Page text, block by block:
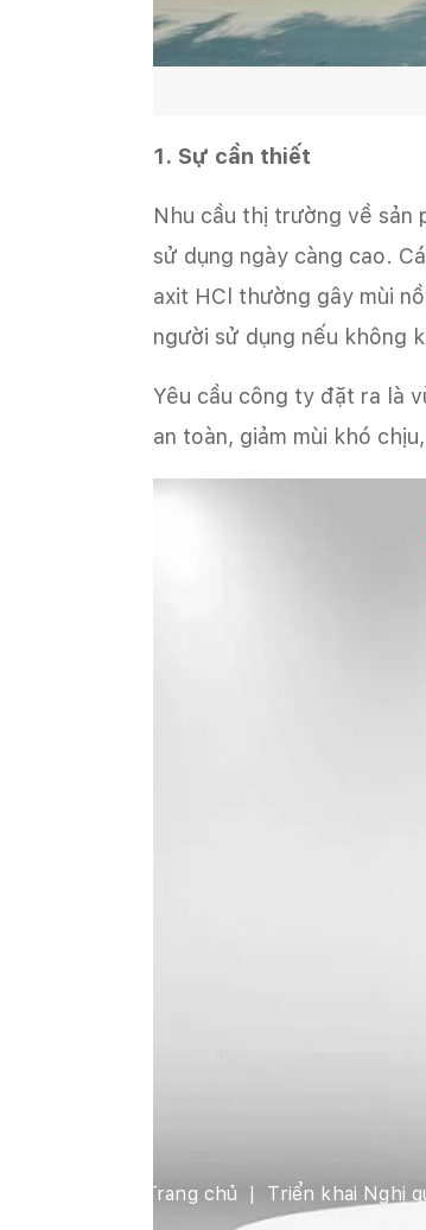
Trang chủ Triển khai Nghị
1. Sự cần thiết
Nhu cầu thị trường về sản
sử dụng ngày càng cao.
axit HCl thường gây mùi
người sử dụng nếu không
Yêu cầu công ty đặt ra là
an toàn, giảm mùi khó